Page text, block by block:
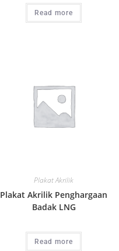
Read more
Plakat Akrilik
Plakat Akrilik Penghargaan
Badak LNG
Read more